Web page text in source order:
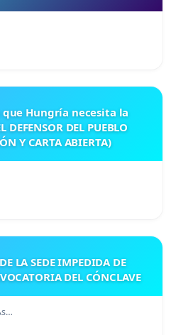
que Hungría necesita la
DEL PUEBLO
Y CARTA ABIERTA)
LA SEDE IMPEDIDA DE
DEL CÓNCLAVE